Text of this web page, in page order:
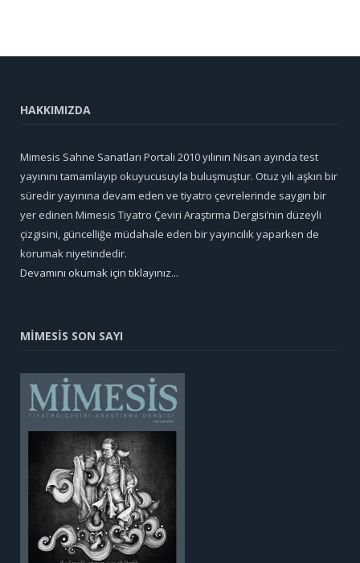
HAKKIMIZDA
Mimesis Sahne Sanatları Portali 2010 yılının Nisan ayında test
yayınını tamamlayıp okuyucusuyla buluşmuştur. Otuz yılı aşkın bir
süredir yayınına devam eden ve tiyatro çevrelerinde saygın bir
yer edinen Mimesis Tiyatro Çeviri Araştırma Dergisi’nin düzeyli
çizgisini, güncelliğe müdahale eden bir yayıncılık yaparken de
korumak niyetindedir.
Devamını okumak için tıklayınız...
MİMESİS SON SAYI